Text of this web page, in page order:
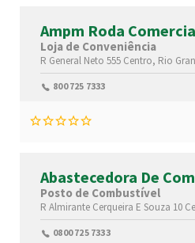
Ampm Roda
Loja de Conveniência
R General Neto 555 Centro, Rio
800 725 7333
Abastecedora De
Ltd
Posto de Combustível
R Almirante Cerqueira E Souza 10
0800 725 7333